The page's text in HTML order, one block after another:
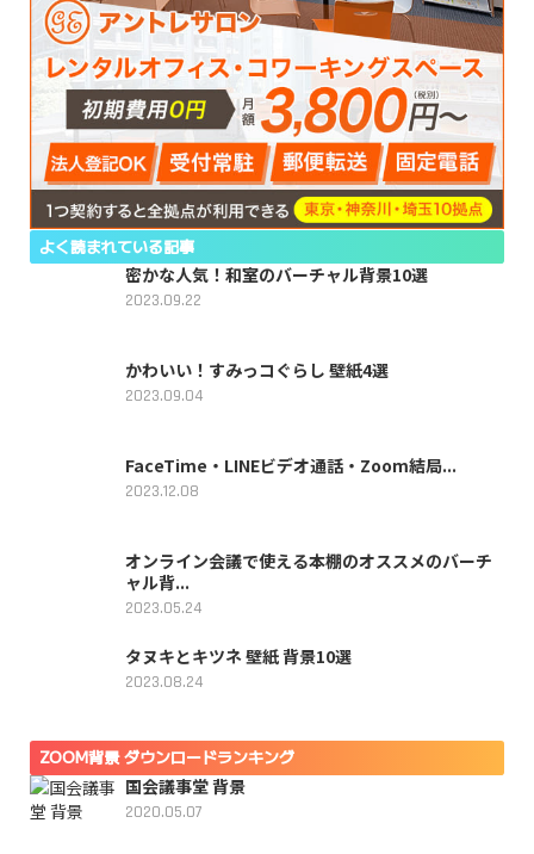
よく読まれている記事
密かな人気！和室のバーチャル背景10選
2023.09.22
かわいい！すみっコぐらし 壁紙4選
2023.09.04
FaceTime・LINEビデオ通話・Zoom結局...
2023.12.08
オンライン会議で使える本棚のオススメのバーチ
ャル背...
2023.05.24
タヌキとキツネ 壁紙 背景10選
2023.08.24
ZOOM背景 ダウンロードランキング
国会議事堂 背景
2020.05.07